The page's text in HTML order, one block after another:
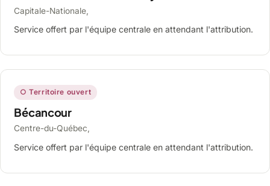
Capitale-Nationale,
Service offert par l'équipe centrale en attendant l'attribution.
○ Territoire ouvert
Bécancour
Centre-du-Québec,
Service offert par l'équipe centrale en attendant l'attribution.